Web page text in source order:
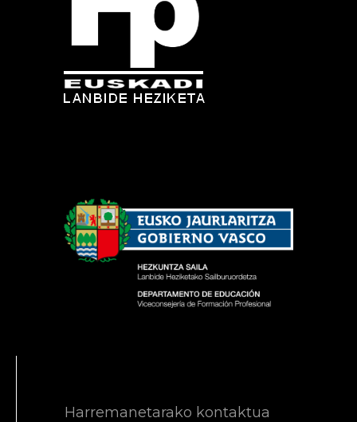
Harremanetarako kontaktua